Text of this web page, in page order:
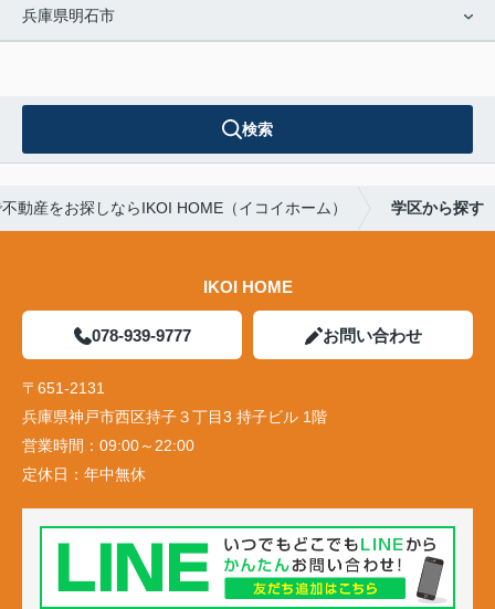
兵庫県明石市
検索
動産をお探しならIKOI HOME（イコイホーム） 学区から探す
IKOI HOME
078-939-9777 お問い合わせ
〒651-2131
兵庫県神戸市西区持子３丁目3 持子ビル 1階
営業時間： 09:00～22:00
定休日： 年中無休